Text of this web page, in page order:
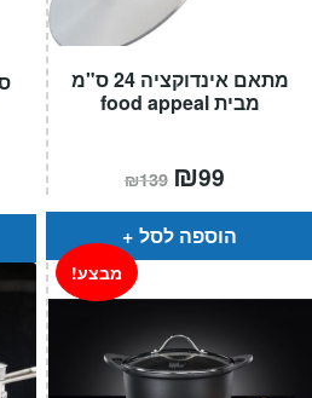
מתאם אינדוקציה 24 ס"מ
מבית food appeal
₪139 המחיר
המקורי
היה:
₪139.
₪99
הוא:
הוספה לסל
מבצע!